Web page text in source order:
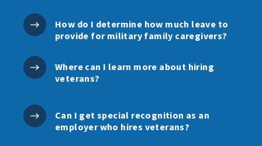
How do I determine how much leave to
provide for military family caregivers?
Where can I learn more about hiring
veterans?
Can I get special recognition as an
employer who hires veterans?